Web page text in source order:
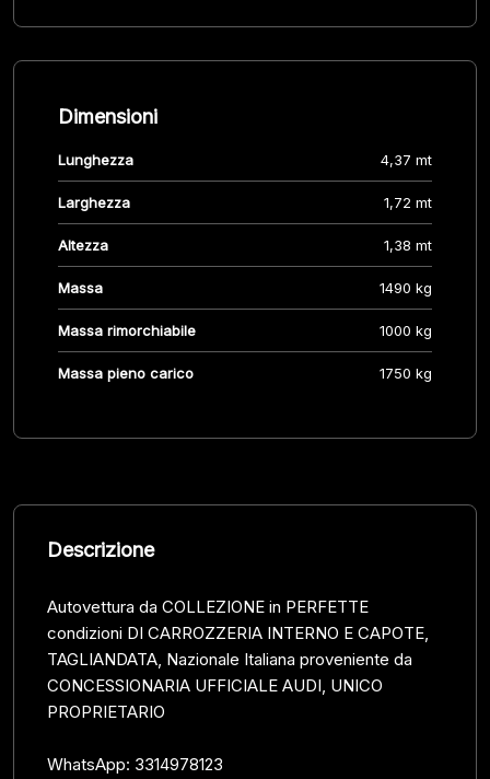
Dimensioni
Lunghezza 4,37 mt
Larghezza 1,72 mt
Altezza 1,38 mt
Massa 1490 kg
Massa rimorchiabile 1000 kg
Massa pieno carico 1750 kg
Descrizione
Autovettura da COLLEZIONE in PERFETTE
condizioni DI CARROZZERIA INTERNO E CAPOTE,
TAGLIANDATA, Nazionale Italiana proveniente da
CONCESSIONARIA UFFICIALE AUDI, UNICO
PROPRIETARIO
WhatsApp: 3314978123